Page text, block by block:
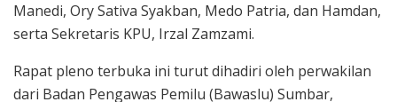
Manedi, Ory Sativa Syakban, Medo Patria, dan Hamdan,
serta Sekretaris KPU, Irzal Zamzami.
Rapat pleno terbuka ini turut dihadiri oleh perwakilan
dari Badan Pengawas Pemilu (Bawaslu) Sumbar,